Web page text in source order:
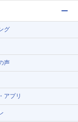
グ
声
アプリ